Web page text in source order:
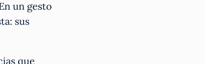
un gesto
sus
que